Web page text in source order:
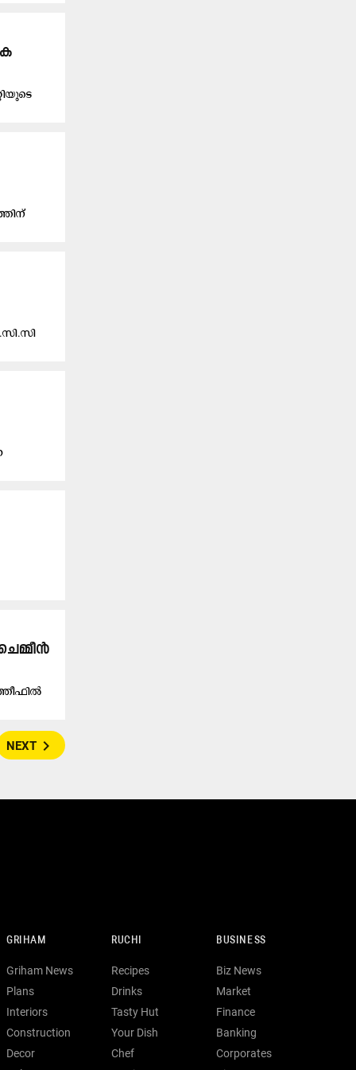
NEXT navigate_next
GRIHAM
Griham News
Plans
Interiors
Construction
Decor
RUCHI
Recipes
Drinks
Tasty Hut
Your Dish
Chef
BUSINESS
Biz News
Market
Finance
Banking
Corporates